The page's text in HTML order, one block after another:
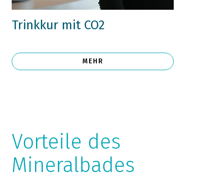
Trinkkur mit CO2
MEHR
Vorteile des
Mineralbades